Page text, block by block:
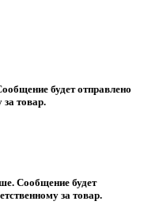
будет отправлено
за товар.
Сообщение будет
за товар.